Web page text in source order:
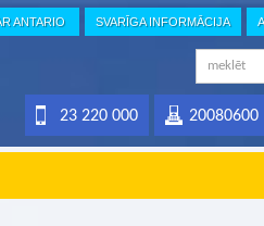
ANTARIO SVARĪGA INFORMĀCIJA
20080600
23 220 000